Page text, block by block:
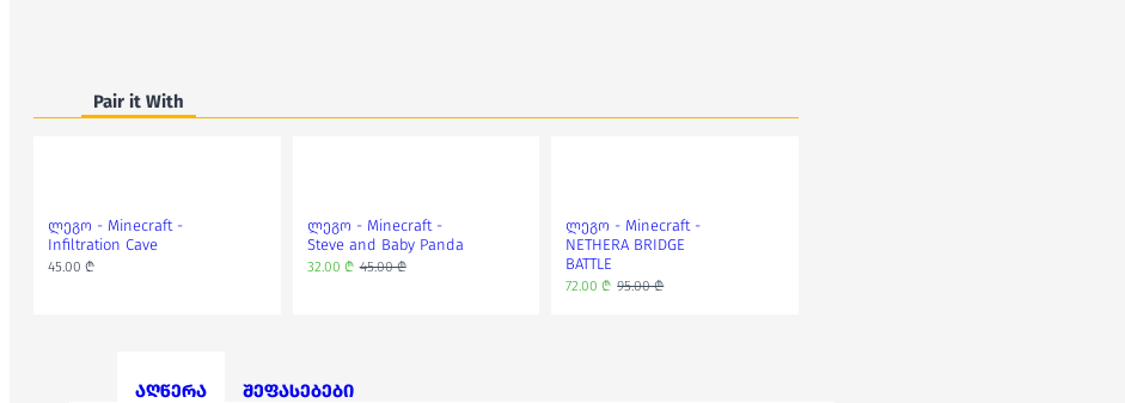
Pair it With
ლეგო - Minecraft -
Infiltration Cave
45.00 ₾
ლეგო - Minecraft -
Steve and Baby Panda
32.00 ₾ 45.00 ₾
ლეგო - Minecraft -
NETHERA BRIDGE
BATTLE
72.00 ₾ 95.00 ₾
აღწერა შეფასებები